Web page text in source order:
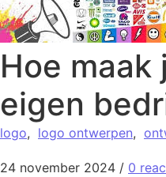
Hoe maak
eigen
logo, logo ontwerpen,
24 november 2024 / 0